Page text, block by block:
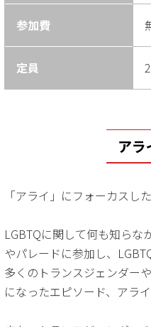
参加費
定員
ア
「アライ」にフォーカスし
LGBTQに関して何も知らな
やパレードに参加し、
多くのトランスジェンダー
になったエピソード、アラ